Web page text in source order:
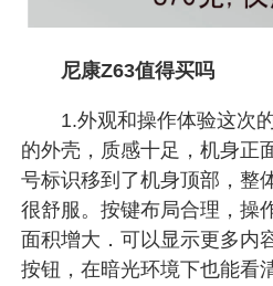
尼康Z63值得买吗
1.外观和操作体验这次的
的外壳，质感十足，机身正
号标识移到了机身顶部，整
很舒服。按键布局合理，操
面积增大．可以显示更多内
按钮，在暗光环境下也能看